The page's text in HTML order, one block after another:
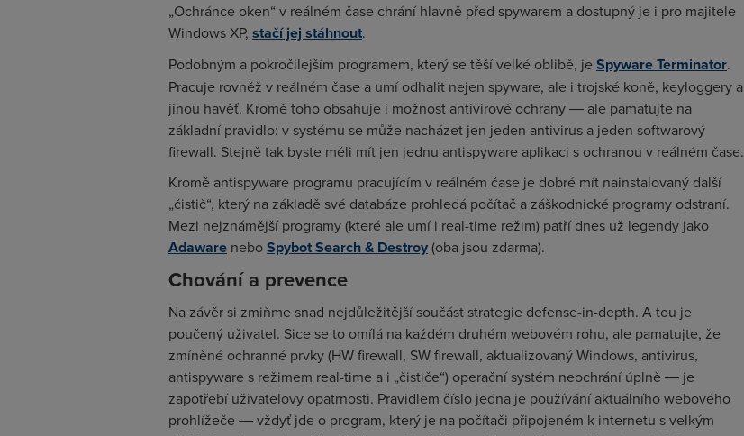
„Ochránce oken“ v reálném čase chrání hlavně před spywarem a dostupný je i pro majitele
Windows XP, stačí jej stáhnout.
Podobným a pokročilejším programem, který se těší velké oblibě, je Spyware Terminator.
Pracuje rovněž v reálném čase a umí odhalit nejen spyware, ale i trojské koně, keyloggery a
jinou havěť. Kromě toho obsahuje i možnost antivirové ochrany ― ale pamatujte na
základní pravidlo: v systému se může nacházet jen jeden antivirus a jeden softwarový
firewall. Stejně tak byste měli mít jen jednu antispyware aplikaci s ochranou v reálném čase.
Kromě antispyware programu pracujícím v reálném čase je dobré mít nainstalovaný další
„čistič“, který na základě své databáze prohledá počítač a záškodnické programy odstraní.
Mezi nejznámější programy (které ale umí i real-time režim) patří dnes už legendy jako
Adaware neboSpybot Search & Destroy(oba jsou zdarma).
Chování a prevence
Na závěr si zmiňme snad nejdůležitější součást strategie defense-in-depth. A tou je
poučený uživatel. Sice se to omílá na každém druhém webovém rohu, ale pamatujte, že
zmíněné ochranné prvky (HW firewall, SW firewall, aktualizovaný Windows, antivirus,
antispyware s režimem real-time a i „čističe“) operační systém neochrání úplně ― je
zapotřebí uživatelovy opatrnosti. Pravidlem číslo jedna je používání aktuálního webového
prohlížeče ― vždyť jde o program, který je na počítači připojeném k internetu s velkým